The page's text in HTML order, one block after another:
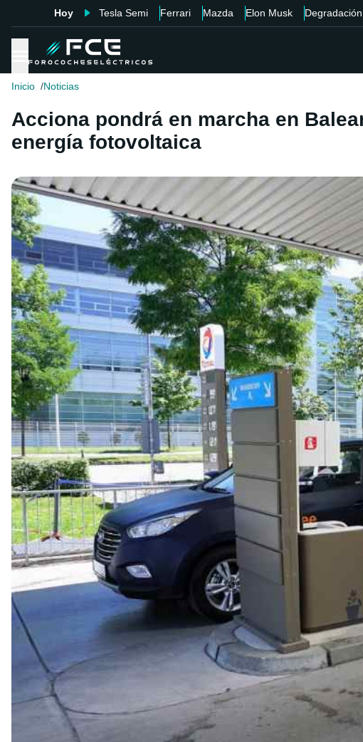
Hoy Tesla Semi Ferrari Mazda Elon Musk Degradación
Inicio Noticias
Acciona pondrá en marcha en
energía fotovoltaica